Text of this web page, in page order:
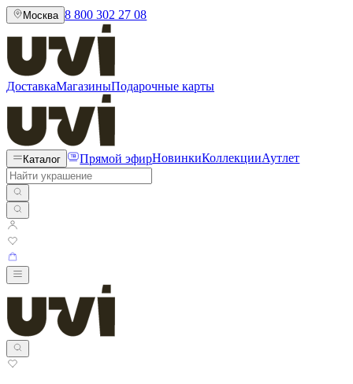
Москва 8 800 302 27 08
ДоставкаМагазиныПодарочные карты
Каталог Прямой эфирНовинкиКоллекцииАутлет